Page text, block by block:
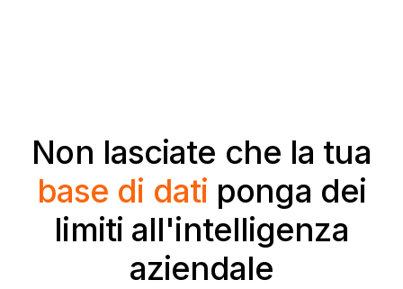
Non lasciate che la tua
base di dati ponga dei
limiti all'intelligenza
aziendale